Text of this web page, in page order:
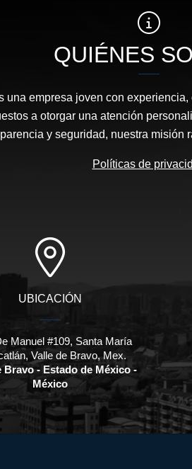
QUIÉNES
una empresa joven con
a otorgar una atención
y seguridad, nuestra misión
Políticas de
UBICACIÓN
Manuel #109, Santa María
Valle de Bravo, Mex.
Bravo - Estado de México -
México